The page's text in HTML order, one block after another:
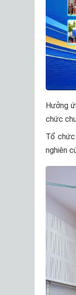
Hưởng
chức
Tổ
nghiên